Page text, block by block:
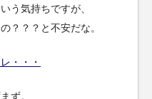
う気持ちですが、
？？？と不安だな。
・・・
ず。